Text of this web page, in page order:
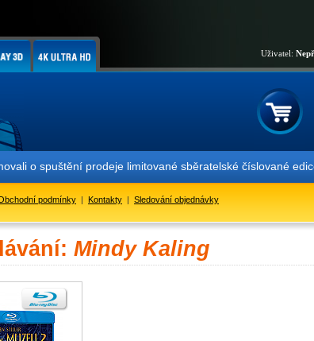
Uživatel:
o spuštění prodeje limitované sběratelské číslované
podmínky | Kontakty | Sledování objednávky
Mindy Kaling